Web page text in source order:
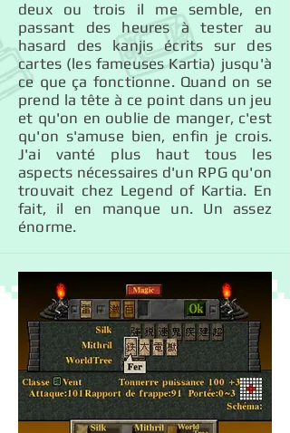
deux ou trois il me semble, en
passant des heures à tester au
hasard des kanjis écrits sur des
cartes (les fameuses Kartia) jusqu'à
ce que ça fonctionne. Quand on se
prend la tête à ce point dans un jeu
et qu'on en oublie de manger, c'est
qu'on s'amuse bien, enfin je crois.
J'ai vanté plus haut tous les
aspects nécessaires d'un RPG qu'on
trouvait chez Legend of Kartia. En
fait, il en manque un. Un assez
énorme.